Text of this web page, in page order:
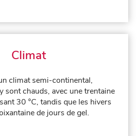
Climat
climat semi-continental,
sont chauds, avec une trentaine
30 °C, tandis que les hivers
de jours de gel.